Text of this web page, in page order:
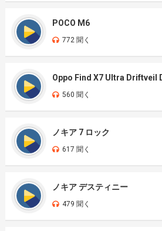
POCO M6
772 聞く
Oppo Find X7 Ultra Driftveil
560 聞く
ノキア 7 ロック
617 聞く
ノキア デスティニー
479 聞く